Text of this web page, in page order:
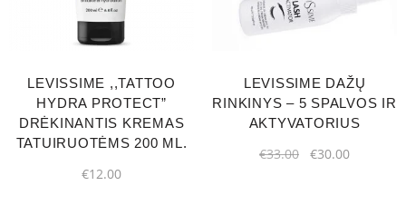
LEVISSIME ,,TATTOO
HYDRA PROTECT”
DRĖKINANTIS KREMAS
TATUIRUOTĖMS 200 ML.
€12.00
LEVISSIME DAŽŲ
RINKINYS – 5 SPALVOS IR
AKTYVATORIUS
€33.00 €30.00